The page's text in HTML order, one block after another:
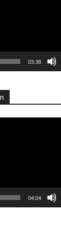
03:38
04:04